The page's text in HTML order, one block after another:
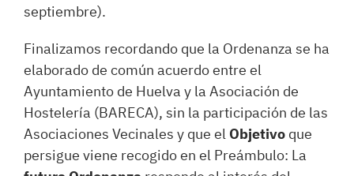
septiembre).
Finalizamos recordando que la Ordenanza se ha
elaborado de común acuerdo entre el
Ayuntamiento de Huelva y la Asociación de
Hostelería (BARECA), sin la participación de las
Asociaciones Vecinales y que el Objetivo que
persigue viene recogido en el Preámbulo: La